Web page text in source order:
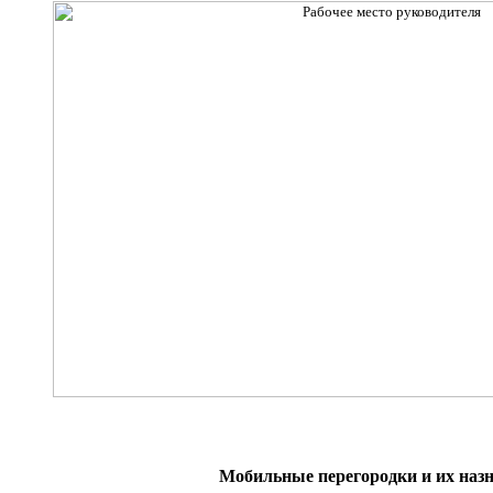
Мобильные перегородки и их